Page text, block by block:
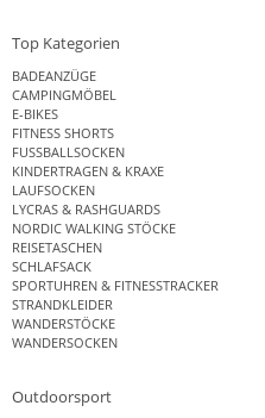
Top Kategorien
BADEANZÜGE
CAMPINGMÖBEL
E-BIKES
FITNESS SHORTS
FUSSBALLSOCKEN
KINDERTRAGEN & KRAXE
LAUFSOCKEN
LYCRAS & RASHGUARDS
NORDIC WALKING STÖCKE
REISETASCHEN
SCHLAFSACK
SPORTUHREN & FITNESSTRACKER
STRANDKLEIDER
WANDERSTÖCKE
WANDERSOCKEN
Outdoorsport